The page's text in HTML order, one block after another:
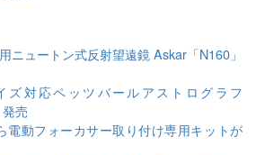
ニュートン式反射望遠鏡 Askar「N160」
ズ対応ペッツバールアストログラフ
売
電動フォーカサー取り付け専用キットが